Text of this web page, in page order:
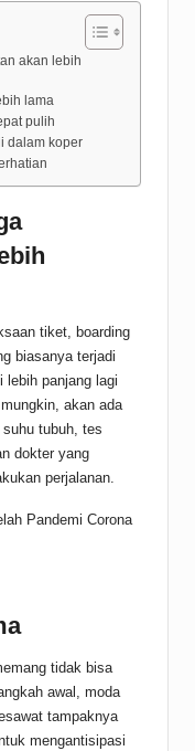
akan lebih
lama
pulih
dalam koper
tiket, boarding
biasanya terjadi
lebih panjang lagi
akan ada
tubuh, tes
dokter yang
perjalanan.
tidak bisa
awal, moda
tampaknya
mengantisipasi